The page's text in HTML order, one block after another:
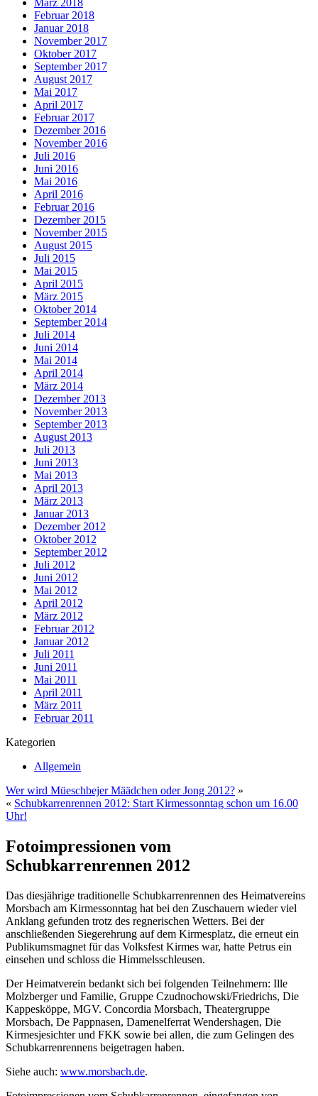
März 2018
Februar 2018
Januar 2018
November 2017
Oktober 2017
September 2017
August 2017
Mai 2017
April 2017
Februar 2017
Dezember 2016
November 2016
Juli 2016
Juni 2016
Mai 2016
April 2016
Februar 2016
Dezember 2015
November 2015
August 2015
Juli 2015
Mai 2015
April 2015
März 2015
Oktober 2014
September 2014
Juli 2014
Juni 2014
Mai 2014
April 2014
März 2014
Dezember 2013
November 2013
September 2013
August 2013
Juli 2013
Juni 2013
Mai 2013
April 2013
März 2013
Januar 2013
Dezember 2012
Oktober 2012
September 2012
Juli 2012
Juni 2012
Mai 2012
April 2012
März 2012
Februar 2012
Januar 2012
Juli 2011
Juni 2011
Mai 2011
April 2011
März 2011
Februar 2011
Kategorien
Allgemein
Wer wird Müeschbejer Määdchen oder Jong 2012? »
« Schubkarrenrennen 2012: Start Kirmessonntag schon um 16.00
Uhr!
Fotoimpressionen vom
Schubkarrenrennen 2012
Das diesjährige traditionelle Schubkarrenrennen des Heimatvereins
Morsbach am Kirmessonntag hat bei den Zuschauern wieder viel
Anklang gefunden trotz des regnerischen Wetters. Bei der
anschließenden Siegerehrung auf dem Kirmesplatz, die erneut ein
Publikumsmagnet für das Volksfest Kirmes war, hatte Petrus ein
einsehen und schloss die Himmelsschleusen.
Der Heimatverein bedankt sich bei folgenden Teilnehmern: Ille
Molzberger und Familie, Gruppe Czudnochowski/Friedrichs, Die
Kappesköppe, MGV. Concordia Morsbach, Theatergruppe
Morsbach, De Pappnasen, Damenelferrat Wendershagen, Die
Kirmesjesichter und FKK sowie bei allen, die zum Gelingen des
Schubkarrenrennens beigetragen haben.
Siehe auch: www.morsbach.de.